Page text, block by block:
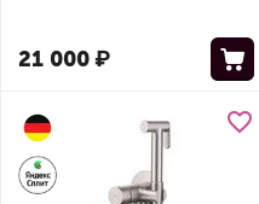
21 000₽